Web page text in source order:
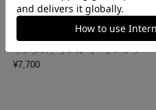
レッドキャップ REDKAP #PT20
インダストリアル ワークパンツ
¥7,700